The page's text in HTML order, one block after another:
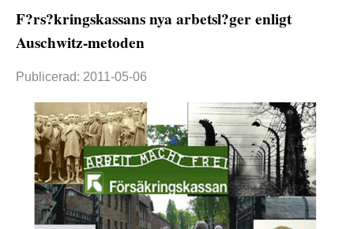
F?rs?kringskassans nya arbetsl?ger enligt
Auschwitz-metoden
Publicerad: 2011-05-06